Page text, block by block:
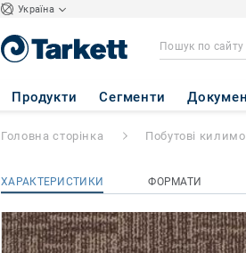
Україна
Продукти Сегменти
PANORAMA -
Головна сторінка Побутові
ХАРАКТЕРИСТИКИ ФОРМАТИ